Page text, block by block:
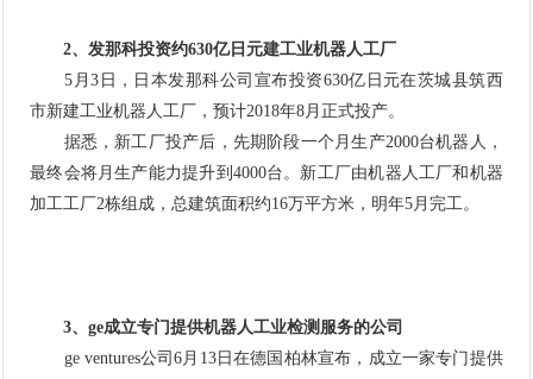
2、发那科投资约630亿日元建工业机器人工厂
5月3日，日本发那科公司宣布投资630亿日元在茨城县筑西
市新建工业机器人工厂，预计2018年8月正式投产。
据悉，新工厂投产后，先期阶段一个月生产2000台机器人，
最终会将月生产能力提升到4000台。新工厂由机器人工厂和机器
加工工厂2栋组成，总建筑面积约16万平方米，明年5月完工。
3、ge成立专门提供机器人工业检测服务的公司
ge ventures公司6月13日在德国柏林宣布，成立一家专门提供